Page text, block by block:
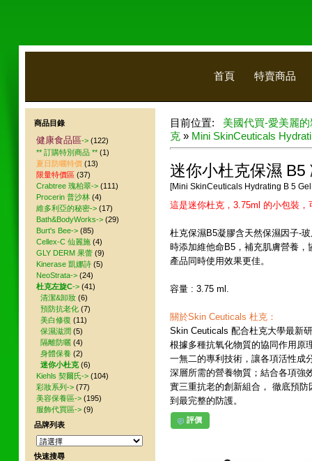
首頁 特賣商品
目前位置: 美國代買-愛美麗
克 » Mini SkinCeuticals
迷你小杜克保濕 B5
[Mini SkinCeuticals Hydrating B 5
這是迷你杜克，3.75ml 的小包裝
杜克保濕B5凝膠含天然保濕因子-
時添加維他命B5，補充肌膚營養
產品同時使用效果更佳。
容量 : 3.75 ml.
關於Skin Ceuticals 杜克：
Skin Ceuticals 配合杜克大學最新
根據多種抗氧化物質的協同作用原
一無二的專利技術，讓各項活性成
深層所需的營養物質；結合各項強
實三重抗老的創新組合， 徹底預
到最完整的防護。
評價
商品目錄
健康食品區-> (122)
** 訂購特別商品 ** (1)
夏日防曬特價 (13)
限量特價區 (37)
Crabtree 瑰柏翠-> (111)
Procerin 普沙林 (4)
維多利亞的秘密-> (17)
Bath&BodyWorks-> (29)
Burt's Bee-> (85)
Cellex-C 仙麗施 (4)
GLY DERM 果蕾 (9)
Kinerase 凱娜詩 (5)
NeoStrata-> (24)
杜克左旋C-> (41)
清潔&卸妝 (6)
預防抗老化 (7)
美白修復 (11)
保濕滋潤 (5)
隔離防曬 (4)
身體保養 (2)
迷你小杜克(6)
Kiehls 契爾氏-> (104)
彩妝系列-> (77)
美容保養區-> (195)
服飾代買區-> (9)
品牌列表
快速搜尋